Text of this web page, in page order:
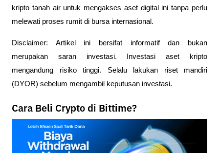
kripto tanah air untuk mengakses aset digital ini tanpa perlu
melewati proses rumit di bursa internasional.
Disclaimer: Artikel ini bersifat informatif dan bukan
merupakan saran investasi. Investasi aset kripto
mengandung risiko tinggi. Selalu lakukan riset mandiri
(DYOR) sebelum mengambil keputusan investasi.
Cara Beli Crypto di Bittime?